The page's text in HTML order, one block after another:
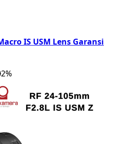
IS USM Lens Garansi
2%